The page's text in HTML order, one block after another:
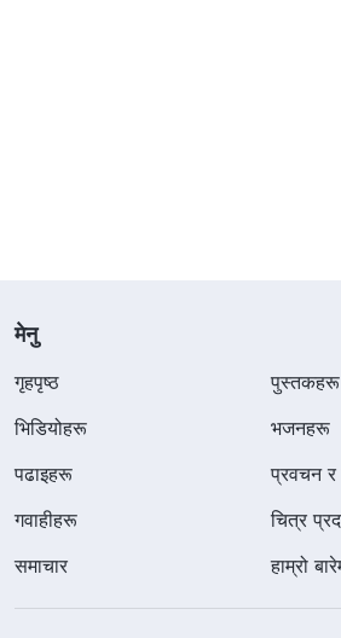
मेनु
गृहपृष्ठ
पुस्तकहरू
भिडियोहरू
भजनहरू
पढाइहरू
प्रवचन
गवाहीहरू
चित्र
समाचार
हाम्रो